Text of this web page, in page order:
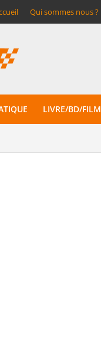
Qui sommes nous ?
LIVRE/BD/FILM